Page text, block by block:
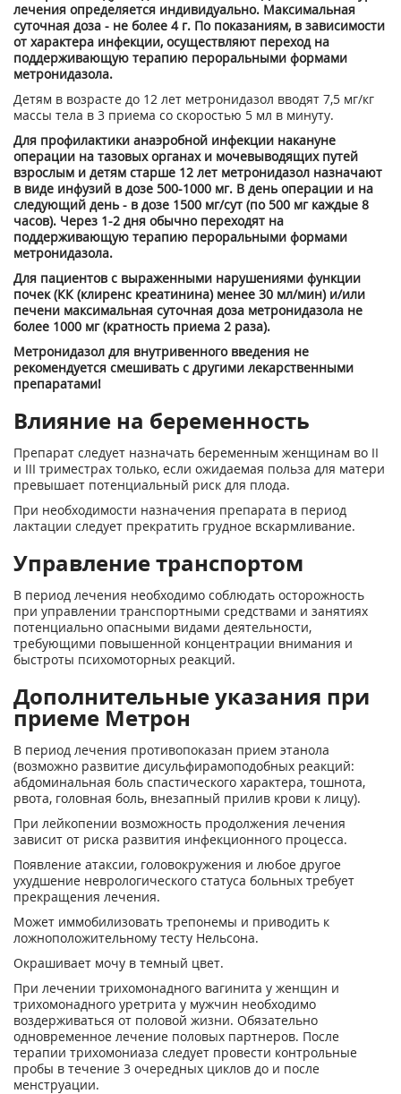
лечения определяется индивидуально. Максимальная
суточная доза - не более 4 г. По показаниям, в зависимости
от характера инфекции, осуществляют переход на
поддерживающую терапию пероральными формами
метронидазола.
Детям в возрасте до 12 лет метронидазол вводят 7,5 мг/кг
массы тела в 3 приема со скоростью 5 мл в минуту.
Для профилактики анаэробной инфекции накануне
операции на тазовых органах и мочевыводящих путей
взрослым и детям старше 12 лет метронидазол назначают
в виде инфузий в дозе 500-1000 мг. В день операции и на
следующий день - в дозе 1500 мг/сут (по 500 мг каждые 8
часов). Через 1-2 дня обычно переходят на
поддерживающую терапию пероральными формами
метронидазола.
Для пациентов с выраженными нарушениями функции
почек (КК (клиренс креатинина) менее 30 мл/мин) и/или
печени максимальная суточная доза метронидазола не
более 1000 мг (кратность приема 2 раза).
Метронидазол для внутривенного введения не
рекомендуется смешивать с другими лекарственными
препаратами!
Влияние на беременность
Препарат следует назначать беременным женщинам во II
и III триместрах только, если ожидаемая польза для матери
превышает потенциальный риск для плода.
При необходимости назначения препарата в период
лактации следует прекратить грудное вскармливание.
Управление транспортом
В период лечения необходимо соблюдать осторожность
при управлении транспортными средствами и занятиях
потенциально опасными видами деятельности,
требующими повышенной концентрации внимания и
быстроты психомоторных реакций.
Дополнительные указания при
приеме Метрон
В период лечения противопоказан прием этанола
(возможно развитие дисульфирамоподобных реакций:
абдоминальная боль спастического характера, тошнота,
рвота, головная боль, внезапный прилив крови к лицу).
При лейкопении возможность продолжения лечения
зависит от риска развития инфекционного процесса.
Появление атаксии, головокружения и любое другое
ухудшение неврологического статуса больных требует
прекращения лечения.
Может иммобилизовать трепонемы и приводить к
ложноположительному тесту Нельсона.
Окрашивает мочу в темный цвет.
При лечении трихомонадного вагинита у женщин и
трихомонадного уретрита у мужчин необходимо
воздерживаться от половой жизни. Обязательно
одновременное лечение половых партнеров. После
терапии трихомониаза следует провести контрольные
пробы в течение 3 очередных циклов до и после
менструации.